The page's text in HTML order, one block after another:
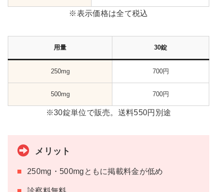
※表示価格は全て税込
用量 30錠
250mg 700円
500mg 700円
※30錠単位で販売。送料550円別途
メリット
250mg・500mgともに掲載料金が低め